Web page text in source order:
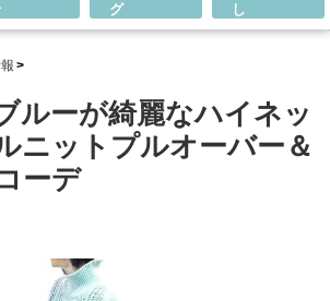
グ
し
ルーが綺麗なハイネッ
ニットプルオーバー＆
ーデ